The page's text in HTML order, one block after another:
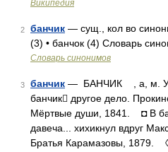
Википедия
2 банчик — сущ., кол во
(3) • банчок (4) Словарь
Словарь синонимов
3 банчик — БАНЧИК , а, м.
банчик другое дело.
Мёртвые души, 1841. ◘ В
давеча... хихикнул вдруг
Братья Карамазовы, 1879.